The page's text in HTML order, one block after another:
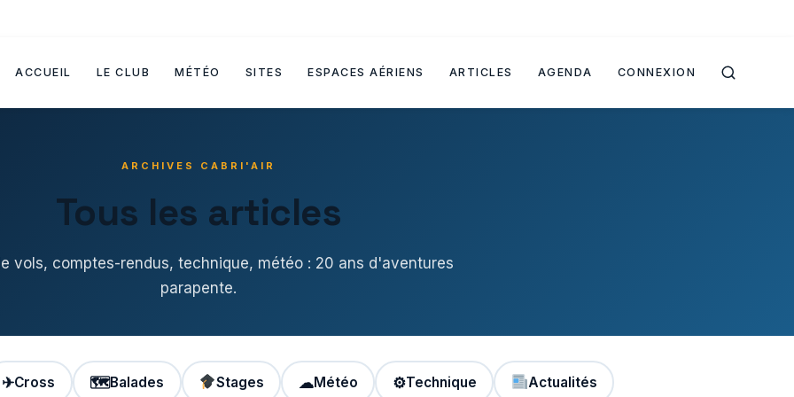
ACCUEIL LE CLUB MÉTÉO SITES ESPACES AÉRIENS ARTICLES AGENDA CONNEXION
ARCHIVES CABRI'AIR
Tous les articles
vols, comptes-rendus, technique, météo : 20 ans d'aventures
parapente.
✈Cross 🗺Balades Stages ☁Météo ⚙Technique Actualités